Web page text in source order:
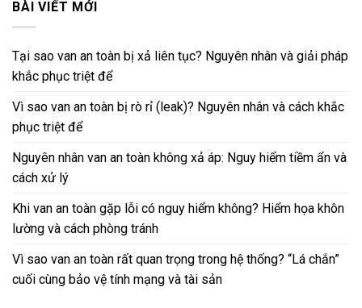
BÀI VIẾT MỚI
Tại sao van an toàn bị xả liên tục? Nguyên nhân và giải pháp
khắc phục triệt để
Vì sao van an toàn bị rò rỉ (leak)? Nguyên nhân và cách khắc
phục triệt để
Nguyên nhân van an toàn không xả áp: Nguy hiểm tiềm ẩn và
cách xử lý
Khi van an toàn gặp lỗi có nguy hiểm không? Hiểm họa khôn
lường và cách phòng tránh
Vì sao van an toàn rất quan trọng trong hệ thống? “Lá chắn”
cuối cùng bảo vệ tính mạng và tài sản